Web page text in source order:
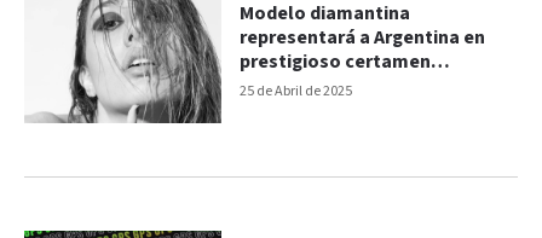
25 de Abril de 2025
Modelo diamantina
representará a Argentina en
prestigioso certamen
internacional